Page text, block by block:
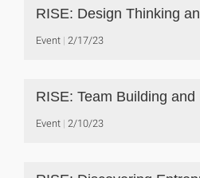
RISE: Design Thinking
Event 2/17/23
RISE: Team Building
Event 2/10/23